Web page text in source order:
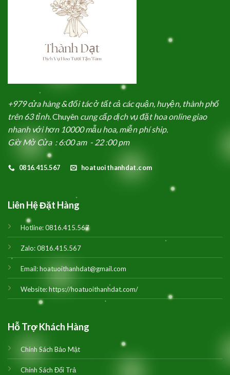
+979 cửa hàng & đối tác ở tất cả các quận, huyện, thành phố
trên 63 tỉnh.Chuyên cung cấp dịch vụ đặt hoa online giao
nhanh với hơn 10000 mẫu hoa, miễn phí ship.
Giờ Mở Cửa : 6:00 am - 22 :00 pm
0816.415.567 hoatuoithanhdat.com
Liên Hệ Đặt Hàng
Hotline:0816.415.567
Zalo:0816.415.567
Email:hoatuoithanhdat@gmail.com
Website:https://hoatuoithanhdat.com/
Hỗ Trợ Khách Hàng
Chính Sách Bảo Mật
Chính Sách Đổi Trả